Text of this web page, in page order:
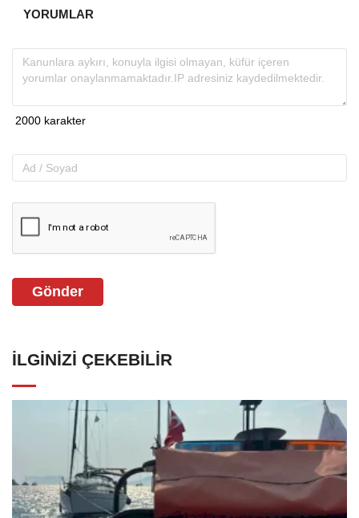
YORUMLAR
Gönder
İLGINIZI ÇEKEBILIR